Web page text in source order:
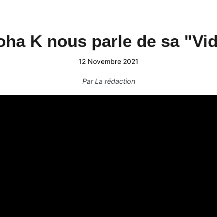
K nous parle de sa
12 Novembre 2021
ParLa rédaction